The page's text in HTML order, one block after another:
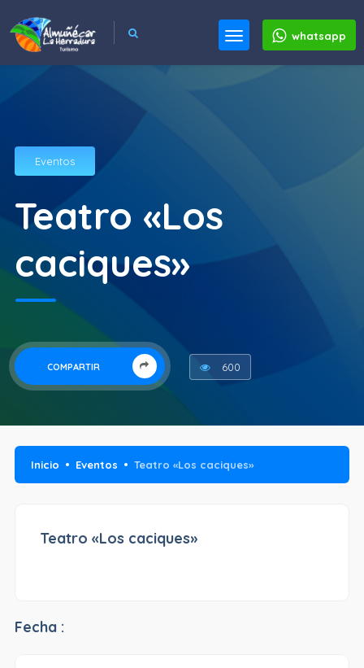
whatsapp
Eventos
Teatro «Los
caciques»
COMPARTIR 600
Inicio Eventos Teatro «Los caciques»
Teatro «Los caciques»
Fecha :